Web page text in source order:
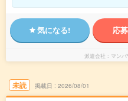
気になる! 応
派遣会社 マン
未読 掲載日 2026/08/01